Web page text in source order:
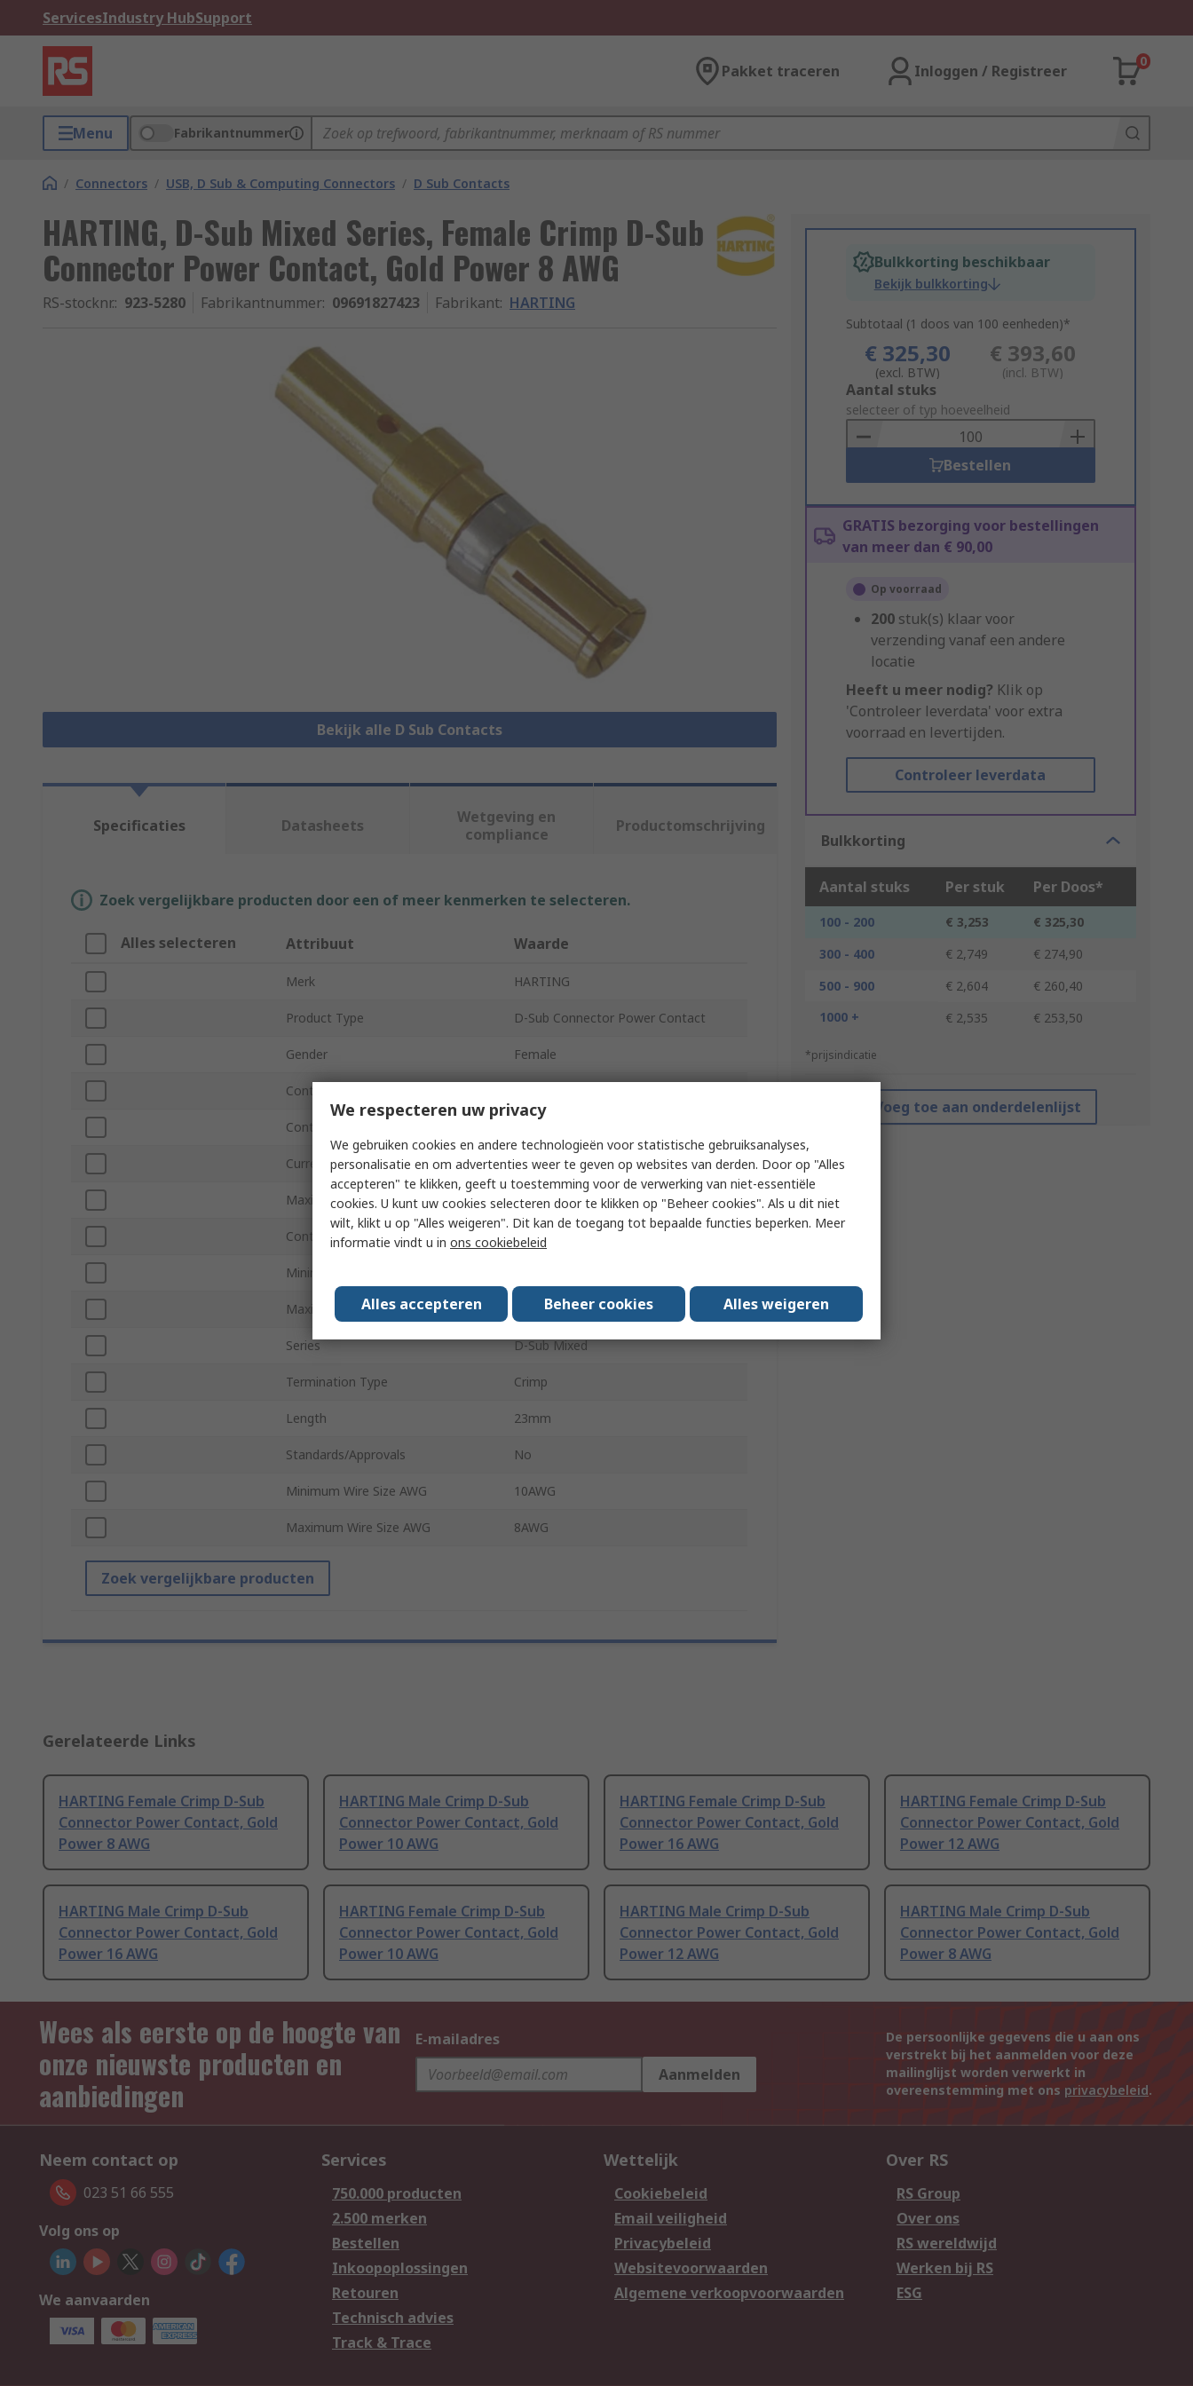
ServicesIndustry HubSupport
Pakket traceren Inloggen / Registreer
0
Menu Fabrikantnummer
/ Connectors / USB, D Sub & Computing Connectors / D Sub Contacts
HARTING, D-Sub Mixed Series, Female Crimp D-Sub
Connector Power Contact, Gold Power 8 AWG
RS-stocknr.: 923-5280 Fabrikantnummer: 09691827423 Fabrikant: HARTING
Bekijk alle D Sub Contacts
Bulkkorting beschikbaar
Bekijk bulkkorting
Subtotaal (1 doos van 100 eenheden)*
€ 325,30
(excl. BTW)
€ 393,60
(incl. BTW)
Add
to
Basket
Aantal stuks
selecteer of typ hoeveelheid
Bestellen
GRATIS bezorging voor bestellingen
van meer dan € 90,00
Op voorraad
200 stuk(s) klaar voor
verzending vanaf een andere
locatie
Heeft u meer nodig? Klik op
'Controleer leverdata' voor extra
voorraad en levertijden.
Controleer leverdata
Bulkkorting
Aantal stuks Per stuk Per Doos*
100 - 200 € 3,253
€ 325,30
300 - 400
€ 2,749
€ 274,90
500 - 900
€ 2,604
€ 260,40
1000 +
€ 2,535 € 253,50
*prijsindicatie
Voeg toe aan onderdelenlijst
Specificaties Datasheets
Wetgeving en
compliance
Productomschrijving
Zoek vergelijkbare producten door een of meer kenmerken te selecteren.
Alles selecteren Attribuut Waarde
Merk HARTING
Product Type D-Sub Connector Power Contact
Gender Female
Contact Material
Contact Plating
Current 40A
Maximum Contact Resistance 1mΩ
Contact Type Power
Minimum Wire Size mm²
Maximum Wire Size mm² 6mm²
Series D-Sub Mixed
Termination Type Crimp
Length 23mm
Standards/Approvals No
Minimum Wire Size AWG 10AWG
Maximum Wire Size AWG 8AWG
Zoek vergelijkbare producten
Gerelateerde Links
HARTING Female Crimp D-Sub
Connector Power Contact, Gold
Power 8 AWG
HARTING Male Crimp D-Sub
Connector Power Contact, Gold
Power 10 AWG
HARTING Female Crimp D-Sub
Connector Power Contact, Gold
Power 16 AWG
HARTING Female Crimp D-Sub
Connector Power Contact, Gold
Power 12 AWG
HARTING Male Crimp D-Sub
Connector Power Contact, Gold
Power 16 AWG
HARTING Female Crimp D-Sub
Connector Power Contact, Gold
Power 10 AWG
HARTING Male Crimp D-Sub
Connector Power Contact, Gold
Power 12 AWG
HARTING Male Crimp D-Sub
Connector Power Contact, Gold
Power 8 AWG
Wees als eerste op de hoogte van
onze nieuwste producten en
aanbiedingen
E-mailadres
Aanmelden
De persoonlijke gegevens die u aan ons
verstrekt bij het aanmelden voor deze
mailinglijst worden verwerkt in
overeenstemming met ons privacybeleid.
Neem contact op
023 51 66 555
Volg ons op
We aanvaarden
Services
750.000 producten
2.500 merken
Bestellen
Inkoopoplossingen
Retouren
Technisch advies
Track & Trace
Wettelijk
Cookiebeleid
Email veiligheid
Privacybeleid
Websitevoorwaarden
Algemene verkoopvoorwaarden
Over RS
RS Group
Over ons
RS wereldwijd
Werken bij RS
ESG
We respecteren uw privacy
We gebruiken cookies en andere technologieën voor statistische gebruiksanalyses,
personalisatie en om advertenties weer te geven op websites van derden. Door op "Alles
accepteren" te klikken, geeft u toestemming voor de verwerking van niet-essentiële
cookies. U kunt uw cookies selecteren door te klikken op "Beheer cookies". Als u dit niet
wilt, klikt u op "Alles weigeren". Dit kan de toegang tot bepaalde functies beperken. Meer
informatie vindt u in ons cookiebeleid
Alles accepteren Beheer cookies Alles weigeren